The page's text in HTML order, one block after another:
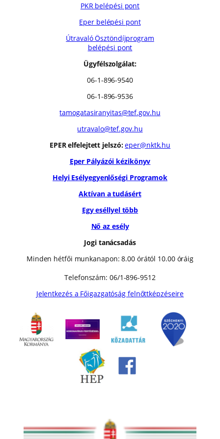
PKR belépési pont
Eper belépési pont
Útravaló Ösztöndíjprogram
belépési pont
Ügyfélszolgálat:
06-1-896-9540
06-1-896-9536
tamogatasiranyitas@tef.gov.hu
utravalo@tef.gov.hu
EPER elfelejtett jelszó: eper@nktk.hu
Eper Pályázói kézikönyv
Helyi Esélyegyenlőségi Programok
Aktívan a tudásért
Egy eséllyel több
Nő az esély
Jogi tanácsadás
Minden hétfői munkanapon: 8.00 órától 10.00 óráig
Telefonszám: 06/1-896-9512
Jelentkezés a Főigazgatóság felnőttképzéseire